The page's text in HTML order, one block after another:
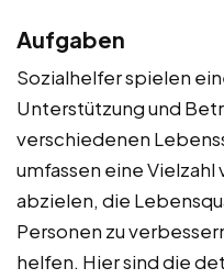
Aufgaben
Sozialhelfer spielen
Unterstützung und
verschiedenen
umfassen eine
abzielen, die
Personen zu
helfen. Hier sind die